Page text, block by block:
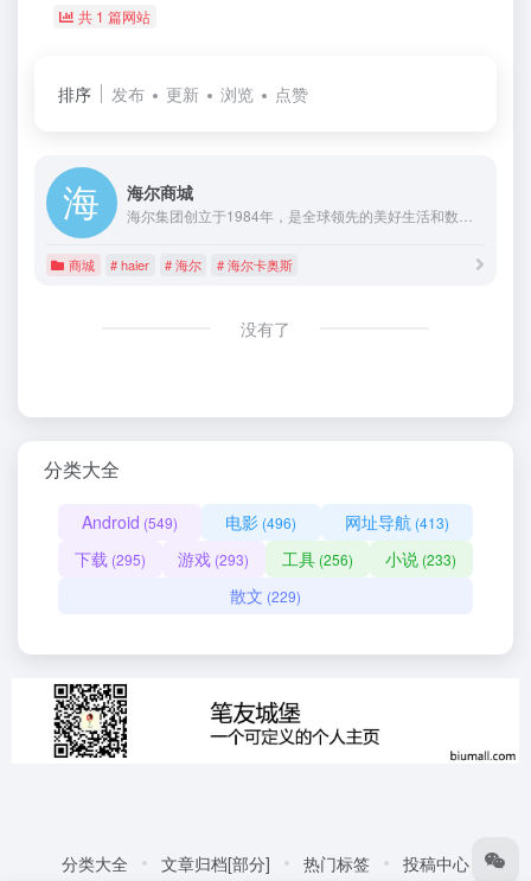
共 1 篇网站
排序 发布 更新 浏览 点赞
海尔商城
商城 # haier # 海尔 # 海尔卡奥斯
没有了
分类大全
Android (549) 电影 (496) 网址导航 (413)
下载 (295) 游戏 (293) 工具(256) 小说 (233)
散文 (229)
分类大全 文章归档[部分] 热门标签 投稿中心